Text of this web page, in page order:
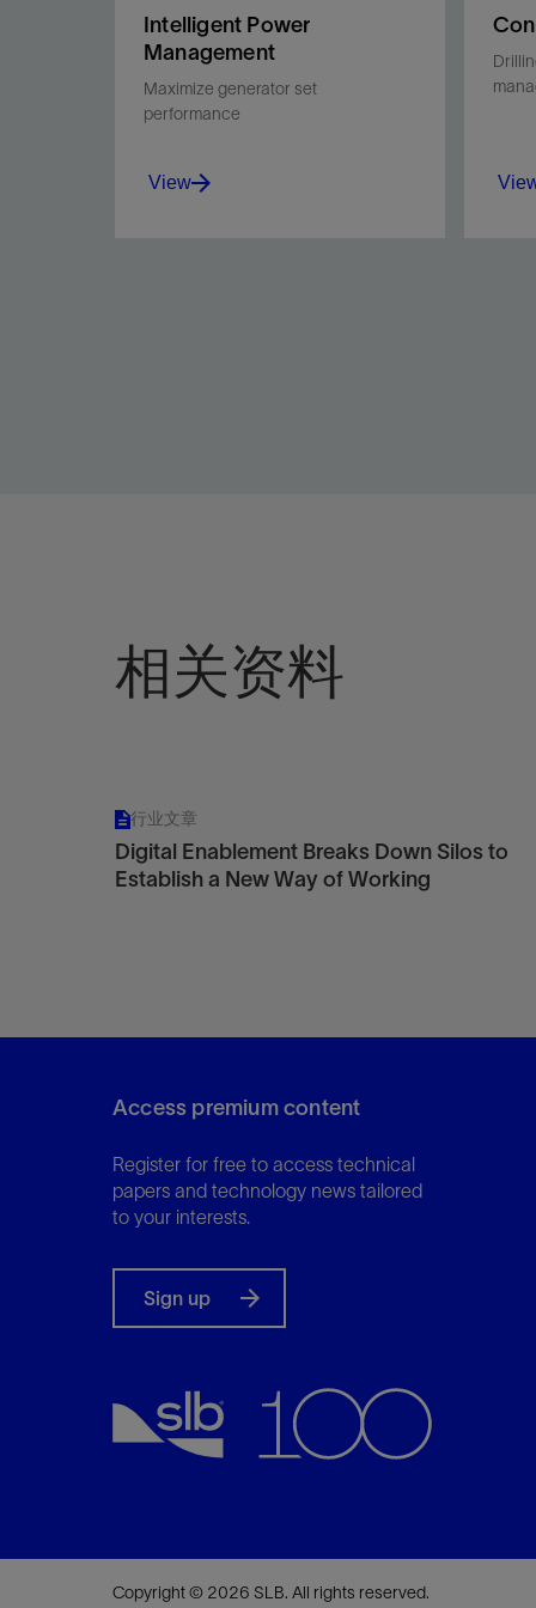
Intelligent Power
Management
Maximize generator set
performance
View
相关资料
行业文章
Digital Enablement Breaks Down Silos to
Establish a New Way of Working
Access premium content
Register for free to access technical
papers and technology news tailored
to your interests.
Sign up
Copyright © 2026 SLB. All rights reserved.